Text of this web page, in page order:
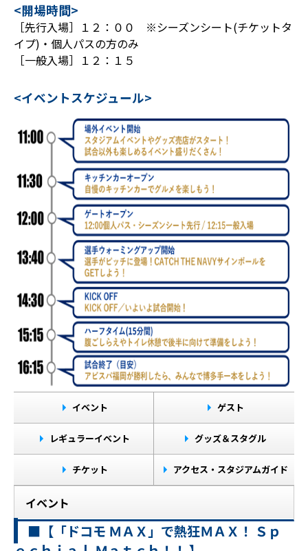
<開場時間>
［先行入場］１２：００ ※シーズンシート(チケットタ
イプ)・個人パスの方のみ
［一般入場］１２：１５
<イベントスケジュール>
イベント ゲスト
レギュラーイベント グッズ＆スタグル
チケット アクセス・スタジアムガイド
イベント
■【「ドコモ ＭＡＸ」で熱狂ＭＡＸ！ Ｓｐ